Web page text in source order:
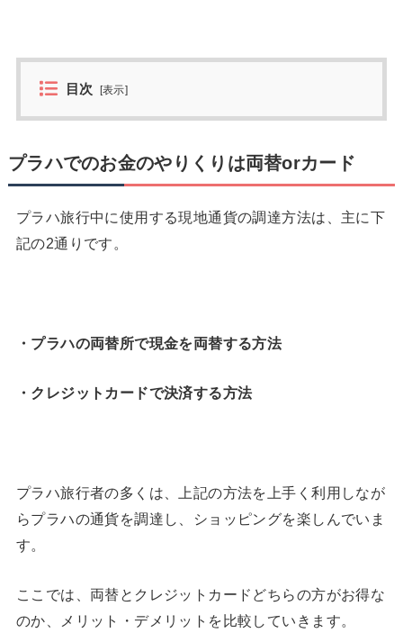
目次 [表示]
プラハでのお金のやりくりは両替orカード
プラハ旅行中に使用する現地通貨の調達方法は、主に下
記の2通りです。
・プラハの両替所で現金を両替する方法
・クレジットカードで決済する方法
プラハ旅行者の多くは、上記の方法を上手く利用しなが
らプラハの通貨を調達し、ショッピングを楽しんでいま
す。
ここでは、両替とクレジットカードどちらの方がお得な
のか、メリット・デメリットを比較していきます。